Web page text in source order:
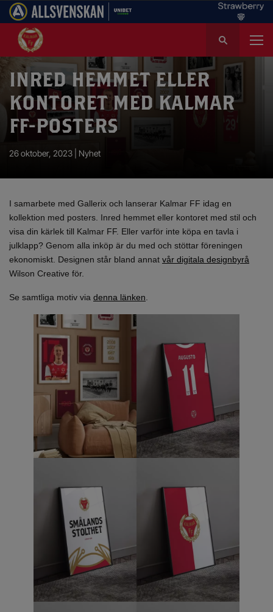
k
e
t
INRED HEMMET ELLER
KONTORET MED KALMAR
FF-POSTERS
26 oktober, 2023 | Nyhet
I samarbete med Gallerix och lanserar Kalmar FF idag en
kollektion med posters. Inred hemmet eller kontoret med stil och
visa din kärlek till Kalmar FF. Eller varför inte köpa en tavla i
julklapp? Genom alla inköp är du med och stöttar föreningen
ekonomiskt. Designen står bland annat vår digitala designbyrå
Wilson Creative för.
Se samtliga motiv via denna länken